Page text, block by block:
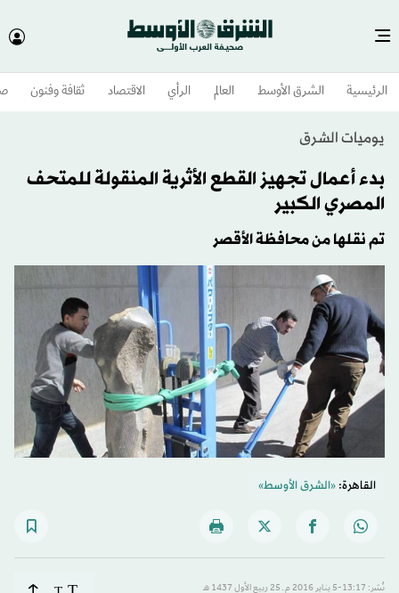
الرئيسية الشرق الأوسط​ العالم الرأي الاقتصاد ثقافة وفنون
يوميات الشرق
بدء أعمال تجهيز القطع الأثرية المنقولة للمتحف
المصري الكبير
تم نقلها من محافظة الأقصر
القاهرة:«الشرق الأوسط»
نُشر: 13:17-5 يناير 2016 م ـ 25 ربيع الأول 1437 هـ